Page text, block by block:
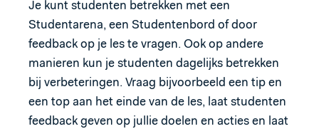
Je kunt studenten betrekken met een
Studentarena, een Studentenbord of door
feedback op je les te vragen. Ook op andere
manieren kun je studenten dagelijks betrekken
bij verbeteringen. Vraag bijvoorbeeld een tip en
een top aan het einde van de les, laat studenten
feedback geven op jullie doelen en acties en laat